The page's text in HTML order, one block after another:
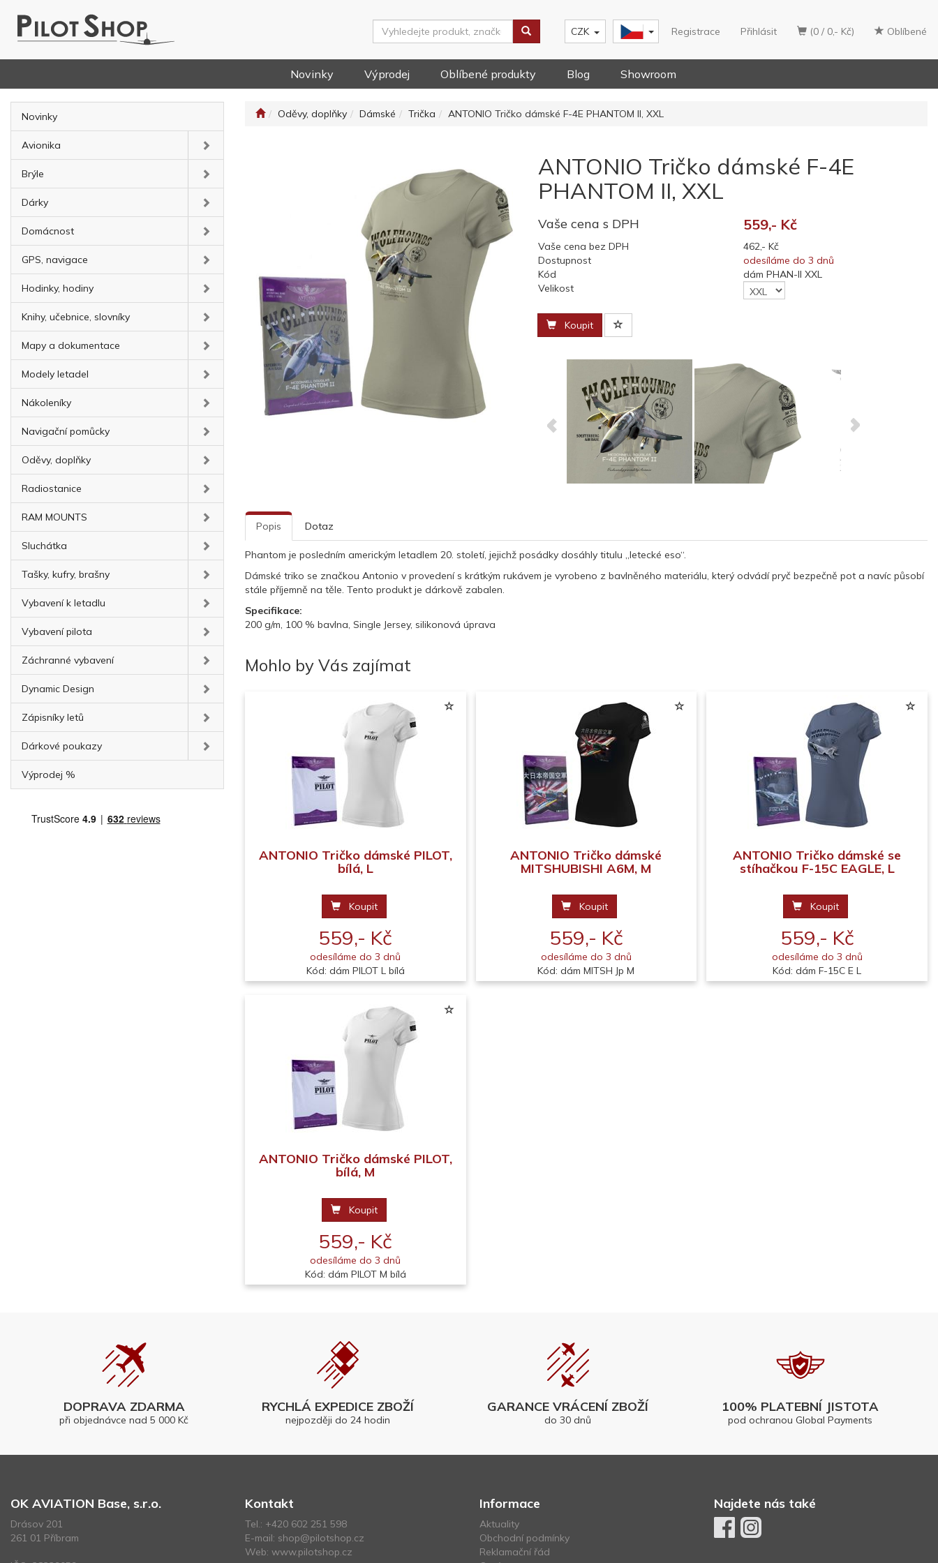
(0 / 0,- Kč) Oblíbené
Registrace Přihlásit
CZK
Novinky Výprodej Oblíbené produkty Blog Showroom
Novinky
Avionika
Brýle
Dárky
Domácnost
GPS, navigace
Hodinky, hodiny
Knihy, učebnice, slovníky
Mapy a dokumentace
Modely letadel
Nákoleníky
Navigační pomůcky
Oděvy, doplňky
Radiostanice
RAM MOUNTS
Sluchátka
Tašky, kufry, brašny
Vybavení k letadlu
Vybavení pilota
Záchranné vybavení
Dynamic Design
Zápisníky letů
Dárkové poukazy
Výprodej %
Oděvy, doplňky Dámské Trička ANTONIO Tričko dámské F-4E PHANTOM II, XXL
ANTONIO Tričko dámské F-4E
PHANTOM II, XXL
Vaše cena s DPH 559,- Kč
Vaše cena bez DPH
462,- Kč
Dostupnost
odesíláme do 3 dnů
Kód
dám PHAN-II XXL
Velikost
Koupit
Popis Dotaz
Phantom je posledním americkým letadlem 20. století, jejichž posádky dosáhly titulu „letecké eso“.
Dámské triko se značkou Antonio v provedení s krátkým rukávem je vyrobeno z bavlněného materiálu, který odvádí pryč bezpečně pot a navíc působí
stále příjemně na těle. Tento produkt je dárkově zabalen.
Specifikace:
200 g/m, 100 % bavlna, Single Jersey, silikonová úprava
Mohlo by Vás zajímat
ANTONIO Tričko dámské PILOT,
bílá, L
Koupit
559,- Kč
odesíláme do 3 dnů
Kód: dám PILOT L bílá
ANTONIO Tričko dámské
MITSHUBISHI A6M, M
Koupit
559,- Kč
odesíláme do 3 dnů
Kód: dám MITSH Jp M
ANTONIO Tričko dámské se
stíhačkou F-15C EAGLE, L
Koupit
559,- Kč
odesíláme do 3 dnů
Kód: dám F-15C E L
ANTONIO Tričko dámské PILOT,
bílá, M
Koupit
559,- Kč
odesíláme do 3 dnů
Kód: dám PILOT M bílá
DOPRAVA ZDARMA
při objednávce nad 5 000 Kč
RYCHLÁ EXPEDICE ZBOŽÍ
nejpozději do 24 hodin
GARANCE VRÁCENÍ ZBOŽÍ
do 30 dnů
100% PLATEBNÍ JISTOTA
pod ochranou Global Payments
OK AVIATION Base, s.r.o.
Drásov 201
261 01 Příbram
Kontakt
Tel.: +420 602 251 598
E-mail: shop@pilotshop.cz
Web: www.pilotshop.cz
Informace
Aktuality
Obchodní podmínky
Reklamační řád
Najdete nás také